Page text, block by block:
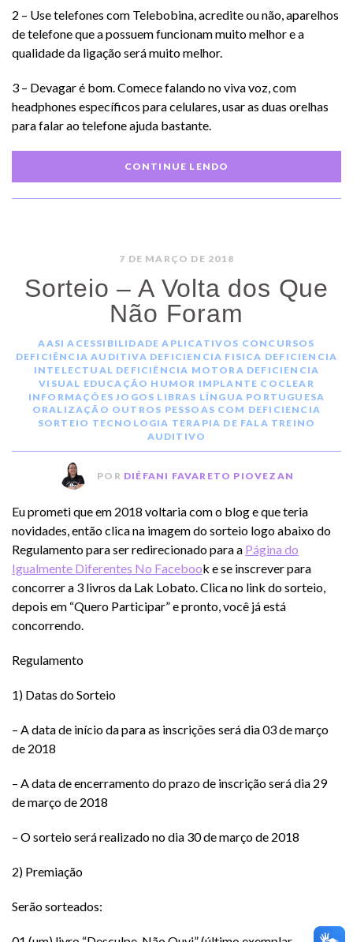
2 – Use telefones com Telebobina, acredite ou não, aparelhos
de telefone que a possuem funcionam muito melhor e a
qualidade da ligação será muito melhor.
3 – Devagar é bom. Comece falando no viva voz, com
headphones específicos para celulares, usar as duas orelhas
para falar ao telefone ajuda bastante.
CONTINUE LENDO
7 DE MARÇO DE 2018
Sorteio – A Volta dos Que
Não Foram
AASI ACESSIBILIDADE APLICATIVOS CONCURSOS
DEFICIÊNCIA AUDITIVA DEFICIENCIA FISICA DEFICIENCIA
INTELECTUAL DEFICIÊNCIA MOTORA DEFICIENCIA
VISUAL EDUCAÇÃO HUMOR IMPLANTE COCLEAR
INFORMAÇÕES JOGOS LIBRAS LÍNGUA PORTUGUESA
ORALIZAÇÃO OUTROS PESSOAS COM DEFICIENCIA
SORTEIO TECNOLOGIA TERAPIA DE FALA TREINO
AUDITIVO
POR DIÉFANI FAVARETO PIOVEZAN
Eu prometi que em 2018 voltaria com o blog e que teria
novidades, então clica na imagem do sorteio logo abaixo do
Regulamento para ser redirecionado para a Página do
Igualmente Diferentes No Facebook e se inscrever para
concorrer a 3 livros da Lak Lobato. Clica no link do sorteio,
depois em “Quero Participar” e pronto, você já está
concorrendo.
Regulamento
1) Datas do Sorteio
– A data de início da para as inscrições será dia 03 de março
de 2018
– A data de encerramento do prazo de inscrição será dia 29
de março de 2018
– O sorteio será realizado no dia 30 de março de 2018
2) Premiação
Serão sorteados: